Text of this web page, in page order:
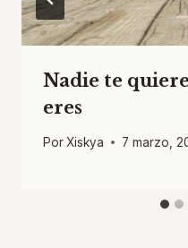
Nadie te
eres
PorXiskya 7 marzo,